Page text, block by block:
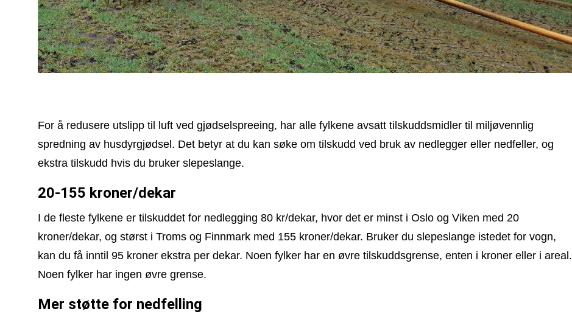
For å redusere utslipp til luft ved gjødselspreeing, har alle fylkene avsatt tilskuddsmidler til miljøvennlig
spredning av husdyrgjødsel. Det betyr at du kan søke om tilskudd ved bruk av nedlegger eller nedfeller, og
ekstra tilskudd hvis du bruker slepeslange.
20-155 kroner/dekar
I de fleste fylkene er tilskuddet for nedlegging 80 kr/dekar, hvor det er minst i Oslo og Viken med 20
kroner/dekar, og størst i Troms og Finnmark med 155 kroner/dekar. Bruker du slepeslange istedet for vogn,
kan du få inntil 95 kroner ekstra per dekar. Noen fylker har en øvre tilskuddsgrense, enten i kroner eller i areal.
Noen fylker har ingen øvre grense.
Mer støtte for nedfelling